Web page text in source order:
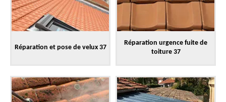
Réparation et pose de velux 37
Réparation urgence fuite de
toiture 37